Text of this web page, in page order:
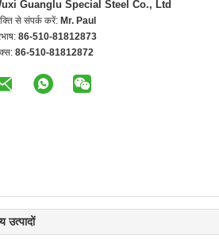
Guanglu Special Steel Co., Ltd
से संपर्क करें: Mr. Paul
86-510-81812873
86-510-81812872
उत्पादों